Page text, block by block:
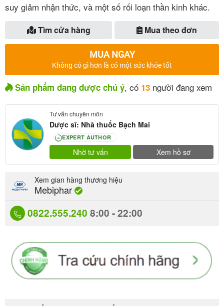
suy giảm nhận thức, và một số rối loạn thần kinh khác.
Tìm cửa hàng Mua theo đơn
MUA NGAY
Không có gì hơn là có một sức khỏe tốt
Sản phẩm đang được chú ý, có 13 người đang xem
Tư vấn chuyên môn
Dược sĩ: Nhà thuốc Bạch Mai
80 EXPERT AUTHOR
Nhờ tư vấn Xem hồ sơ
0822.555.240 8:00 - 22:00
Xem gian hàng thương hiệu
Mebiphar